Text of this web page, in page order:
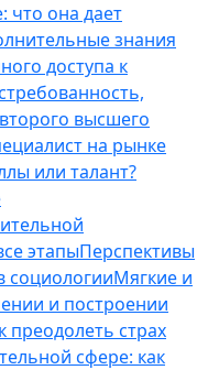
что она дает
знания
доступа к
высшего
на рынке
или талант?
этапыПерспективы
социологииМягкие и
и построении
преодолеть страх
сфере: как